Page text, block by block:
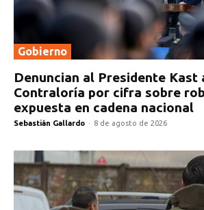
Gobierno
Denuncian al Presidente Kast
Contraloría por cifra sobre
expuesta en cadena nacional
Sebastián Gallardo - 8 de agosto de 2026